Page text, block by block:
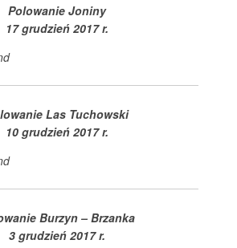
Polowanie Joniny
17 grudzień 2017 r.
Las Tuchowski
10 grudzień 2017 r.
Burzyn – Brzanka
3 grudzień 2017 r.